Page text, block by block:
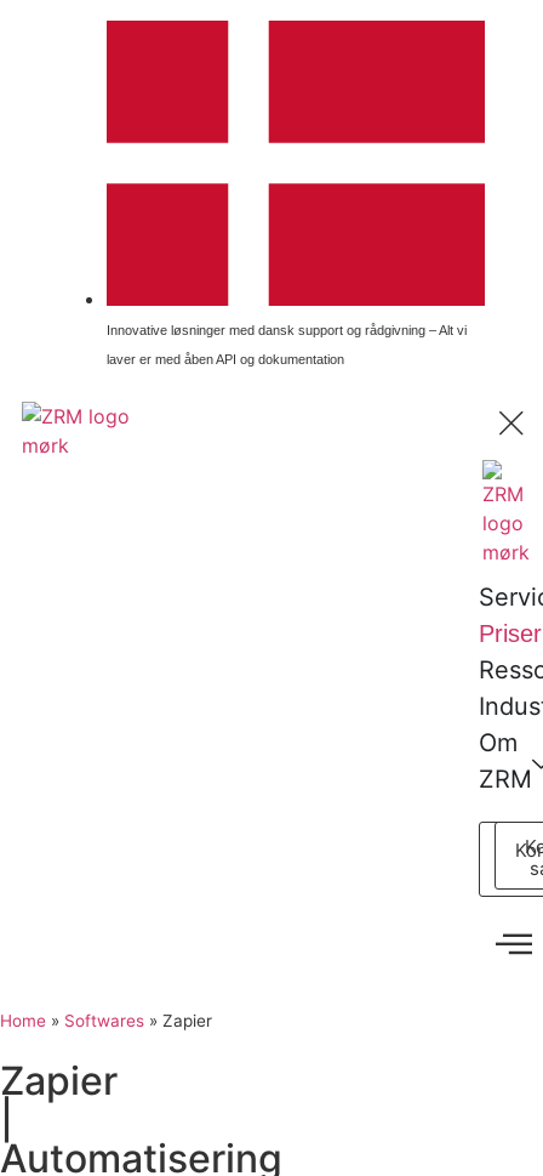
Innovative løsninger med dansk support og rådgivning – Alt vi
laver er med åben API og dokumentation
Priser
Om
ZRM
Home » Softwares » Zapier
Zapier
Automatisering